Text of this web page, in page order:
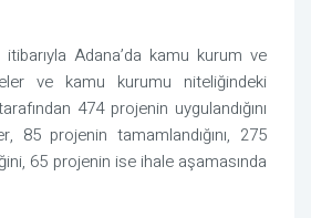
itibarıyla Adana’da kamu kurum ve
ve kamu kurumu niteliğindeki
474 projenin uygulandığını
85 projenin tamamlandığını, 275
65 projenin ise ihale aşamasında